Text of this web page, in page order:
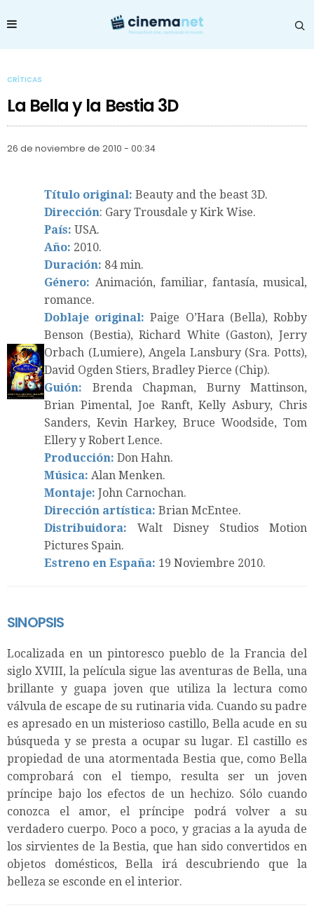
CRÍTICAS
La Bella y la Bestia 3D
26 de noviembre de 2010 - 00:34
Título original: Beauty and the beast 3D.
Dirección: Gary Trousdale y Kirk Wise.
País: USA.
Año: 2010.
Duración: 84 min.
Género: Animación, familiar, fantasía, musical,
romance.
Doblaje original: Paige O’Hara (Bella), Robby
Benson (Bestia), Richard White (Gaston), Jerry
Orbach (Lumiere), Angela Lansbury (Sra. Potts),
David Ogden Stiers, Bradley Pierce (Chip).
Guión: Brenda Chapman, Burny Mattinson,
Brian Pimental, Joe Ranft, Kelly Asbury, Chris
Sanders, Kevin Harkey, Bruce Woodside, Tom
Ellery y Robert Lence.
Producción: Don Hahn.
Música: Alan Menken.
Montaje: John Carnochan.
Dirección artística: Brian McEntee.
Distribuidora: Walt Disney Studios Motion
Pictures Spain.
Estreno en España: 19 Noviembre 2010.
SINOPSIS
Localizada en un pintoresco pueblo de la Francia del
siglo XVIII, la película sigue las aventuras de Bella, una
brillante y guapa joven que utiliza la lectura como
válvula de escape de su rutinaria vida. Cuando su padre
es apresado en un misterioso castillo, Bella acude en su
búsqueda y se presta a ocupar su lugar. El castillo es
propiedad de una atormentada Bestia que, como Bella
comprobará con el tiempo, resulta ser un joven
príncipe bajo los efectos de un hechizo. Sólo cuando
conozca el amor, el príncipe podrá volver a su
verdadero cuerpo. Poco a poco, y gracias a la ayuda de
los sirvientes de la Bestia, que han sido convertidos en
objetos domésticos, Bella irá descubriendo que la
belleza se esconde en el interior.